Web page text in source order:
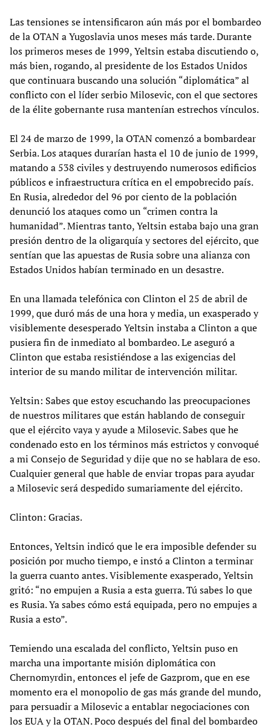
Las tensiones se intensificaron aún más por el bombardeo
de la OTAN a Yugoslavia unos meses más tarde. Durante
los primeros meses de 1999, Yeltsin estaba discutiendo o,
más bien, rogando, al presidente de los Estados Unidos
que continuara buscando una solución “diplomática” al
conflicto con el líder serbio Milosevic, con el que sectores
de la élite gobernante rusa mantenían estrechos vínculos.
El 24 de marzo de 1999, la OTAN comenzó a bombardear
Serbia. Los ataques durarían hasta el 10 de junio de 1999,
matando a 538 civiles y destruyendo numerosos edificios
públicos e infraestructura crítica en el empobrecido país.
En Rusia, alrededor del 96 por ciento de la población
denunció los ataques como un “crimen contra la
humanidad”. Mientras tanto, Yeltsin estaba bajo una gran
presión dentro de la oligarquía y sectores del ejército, que
sentían que las apuestas de Rusia sobre una alianza con
Estados Unidos habían terminado en un desastre.
En una llamada telefónica con Clinton el 25 de abril de
1999, que duró más de una hora y media, un exasperado y
visiblemente desesperado Yeltsin instaba a Clinton a que
pusiera fin de inmediato al bombardeo. Le aseguró a
Clinton que estaba resistiéndose a las exigencias del
interior de su mando militar de intervención militar.
Yeltsin: Sabes que estoy escuchando las preocupaciones
de nuestros militares que están hablando de conseguir
que el ejército vaya y ayude a Milosevic. Sabes que he
condenado esto en los términos más estrictos y convoqué
a mi Consejo de Seguridad y dije que no se hablara de eso.
Cualquier general que hable de enviar tropas para ayudar
a Milosevic será despedido sumariamente del ejército.
Clinton: Gracias.
Entonces, Yeltsin indicó que le era imposible defender su
posición por mucho tiempo, e instó a Clinton a terminar
la guerra cuanto antes. Visiblemente exasperado, Yeltsin
gritó: “no empujen a Rusia a esta guerra. Tú sabes lo que
es Rusia. Ya sabes cómo está equipada, pero no empujes a
Rusia a esto”.
Temiendo una escalada del conflicto, Yeltsin puso en
marcha una importante misión diplomática con
Chernomyrdin, entonces el jefe de Gazprom, que en ese
momento era el monopolio de gas más grande del mundo,
para persuadir a Milosevic a entablar negociaciones con
los EUA y la OTAN. Poco después del final del bombardeo